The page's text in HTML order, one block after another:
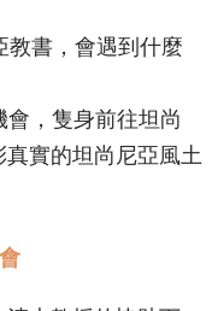
教書，會遇到什麼
，隻身前往坦尚
實的坦尚尼亞風土